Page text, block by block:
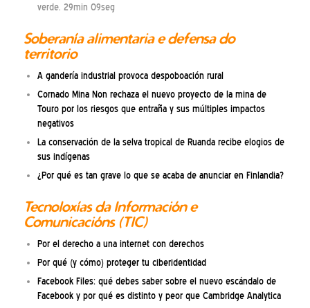
verde. 29min 09seg
Soberanía alimentaria e defensa do
territorio
A gandería industrial provoca despoboación rural
Cornado Mina Non rechaza el nuevo proyecto de la mina de
Touro por los riesgos que entraña y sus múltiples impactos
negativos
La conservación de la selva tropical de Ruanda recibe elogios de
sus indígenas
¿Por qué es tan grave lo que se acaba de anunciar en Finlandia?
Tecnoloxías da Información e
Comunicacións (TIC)
Por el derecho a una internet con derechos
Por qué (y cómo) proteger tu ciberidentidad
Facebook Files: qué debes saber sobre el nuevo escándalo de
Facebook y por qué es distinto y peor que Cambridge Analytica